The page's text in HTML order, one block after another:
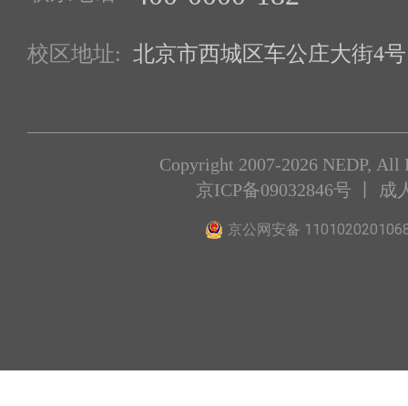
校区地址: 北京市西城区车公庄大街4
Copyright 2007-2026 NEDP, All
京ICP备09032846号 丨 成
京公网安备